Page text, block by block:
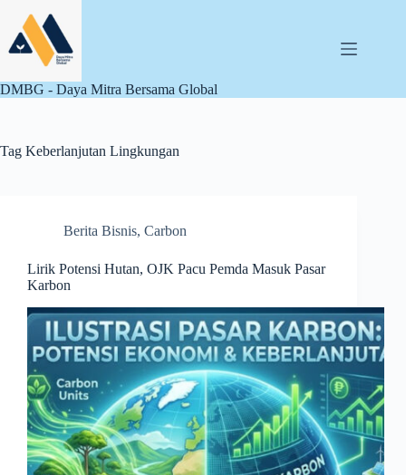
content
DMBG - Daya Mitra Bersama Global
Tag Keberlanjutan Lingkungan
Berita Bisnis, Carbon
Lirik Potensi Hutan, OJK Pacu Pemda Masuk Pasar
Karbon